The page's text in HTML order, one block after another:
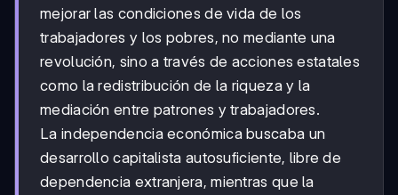
mejorar las condiciones de vida de los
trabajadores y los pobres, no mediante una
revolución, sino a través de acciones estatales
como la redistribución de la riqueza y la
mediación entre patrones y trabajadores.
La independencia económica buscaba un
desarrollo capitalista autosuficiente, libre de
dependencia extranjera, mientras que la